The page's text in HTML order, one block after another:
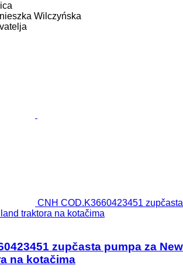
Wilczyńska
CNH COD.K3660423451 zupčasta
traktora na kotačima
zupčasta pumpa za New
na kotačima